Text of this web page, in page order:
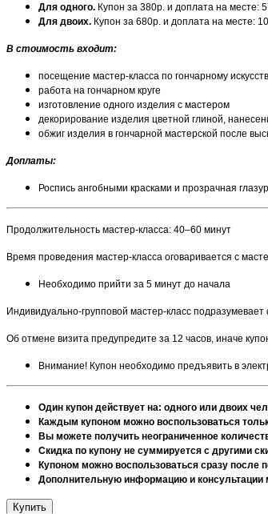
Для одного. Купон за 380р. и доплата на месте:
Для двоих. Купон за 680р. и доплата на месте:
В стоимость входит:
посещение мастер-класса по гончарному
работа на гончарном круге
изготовление одного изделия с мастером
декорирование изделия цветной глиной,
обжиг изделия в гончарной мастерской после
Доплаты:
Роспись ангобными красками и прозрачная
Продолжительность мастер-класса: 40–60 минут
Время проведения мастер-класса оговаривается с
Необходимо прийти за 5 минут до начала
Индивидуально-групповой мастер-класс
Об отмене визита предупредите за 12 часов, иначе
Внимание! Купон необходимо предъявить в
Один купон действует на: одного или двоих
Каждым купоном можно воспользоваться
Вы можете получить неограниченное
Скидка по купону не суммируется с другими
Купоном можно воспользоваться сразу после
Дополнительную информацию и консультации